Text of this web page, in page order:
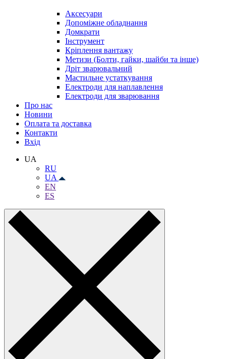
Аксесуари
Допоміжне обладнання
Домкрати
Інструмент
Кріплення вантажу
Метизи (Болти, гайки, шайби та інше)
Дріт зварювальний
Мастильне устаткування
Електроди для наплавлення
Електроди для зварювання
Про нас
Новини
Оплата та доставка
Контакти
Вхiд
UA
RU
UA
EN
ES